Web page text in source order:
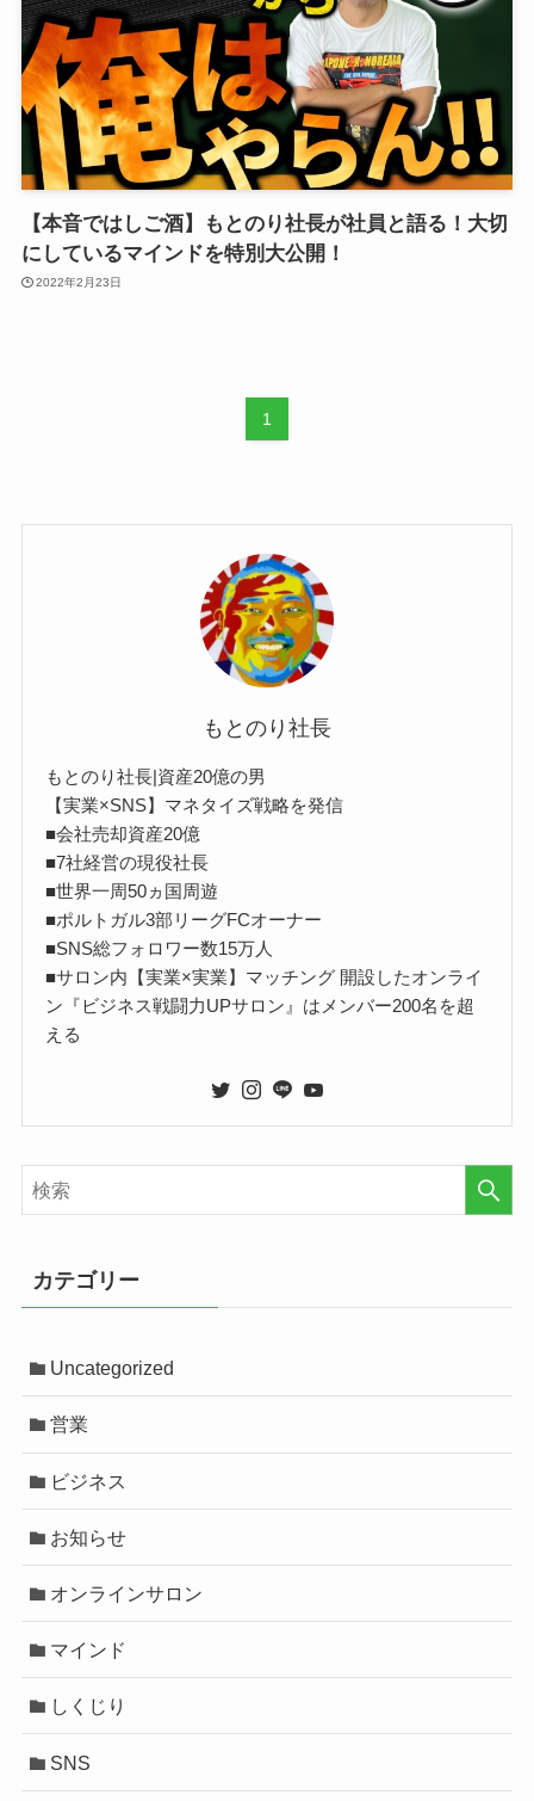
【本音ではしご酒】もとのり社長が社員と語る！大切
にしているマインドを特別大公開！
2022年2月23日
1
もとのり社長
もとのり社長|資産20億の男
【実業×SNS】マネタイズ戦略を発信
■会社売却資産20億
■7社経営の現役社長
■世界一周50ヵ国周遊
■ポルトガル3部リーグFCオーナー
■SNS総フォロワー数15万人
■サロン内【実業×実業】マッチング 開設したオンライ
ン『ビジネス戦闘力UPサロン』はメンバー200名を超
える
カテゴリー
Uncategorized
営業
ビジネス
お知らせ
オンラインサロン
マインド
しくじり
SNS